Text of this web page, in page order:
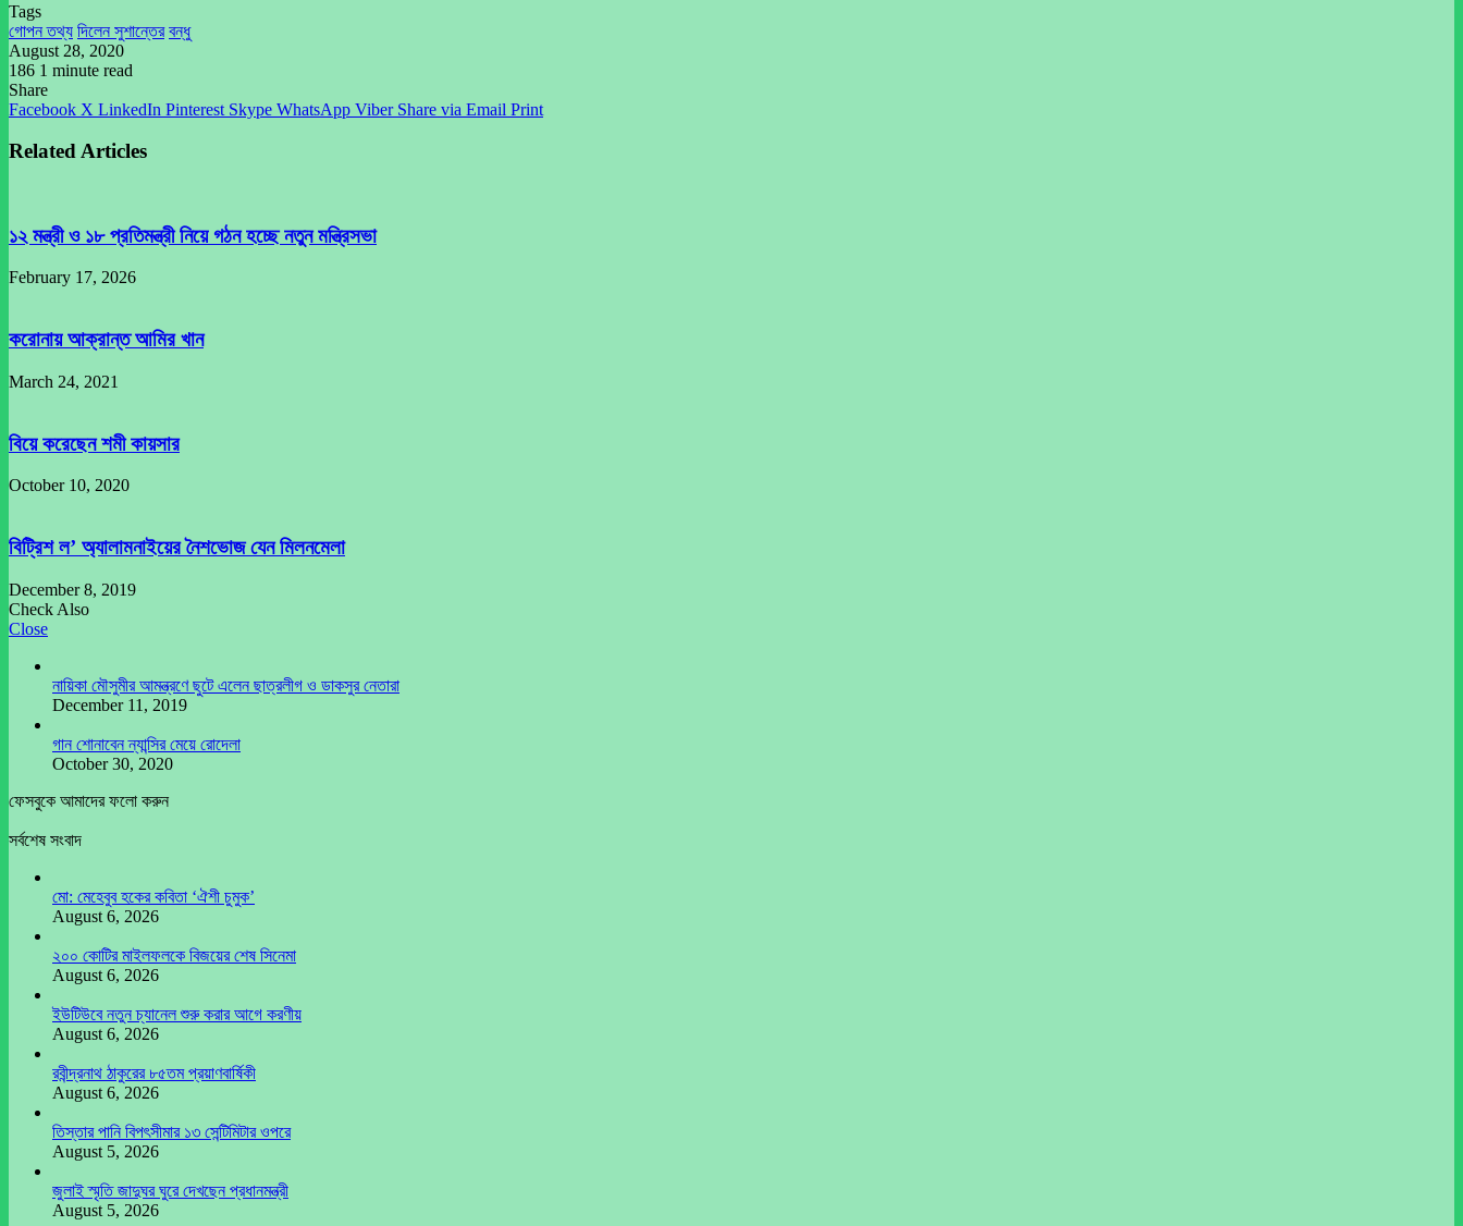
Tags
গোপন তথ্য দিলেন সুশান্তের বন্ধু
August 28, 2020
186 1 minute read
Share
Facebook X LinkedIn Pinterest Skype WhatsApp Viber Share via Email Print
Related Articles
১২ মন্ত্রী ও ১৮ প্রতিমন্ত্রী নিয়ে গঠন হচ্ছে নতুন মন্ত্রিসভা
February 17, 2026
করোনায় আক্রান্ত আমির খান
March 24, 2021
বিয়ে করেছেন শমী কায়সার
October 10, 2020
বিট্রিশ ল’ অ্যালামনাইয়ের নৈশভোজ যেন মিলনমেলা
December 8, 2019
Check Also
Close
নায়িকা মৌসুমীর আমন্ত্রণে ছুটে এলেন ছাত্রলীগ ও ডাকসুর নেতারা
December 11, 2019
গান শোনাবেন ন্যান্সির মেয়ে রোদেলা
October 30, 2020
ফেসবুকে আমাদের ফলো করুন
সর্বশেষ সংবাদ
মো: মেহেবুব হকের কবিতা ‘ঐশী চুমুক’
August 6, 2026
২০০ কোটির মাইলফলকে বিজয়ের শেষ সিনেমা
August 6, 2026
ইউটিউবে নতুন চ্যানেল শুরু করার আগে করণীয়
August 6, 2026
রবীন্দ্রনাথ ঠাকুরের ৮৫তম প্রয়াণবার্ষিকী
August 6, 2026
তিস্তার পানি বিপৎসীমার ১৩ সেন্টিমিটার ওপরে
August 5, 2026
জুলাই স্মৃতি জাদুঘর ঘুরে দেখছেন প্রধানমন্ত্রী
August 5, 2026